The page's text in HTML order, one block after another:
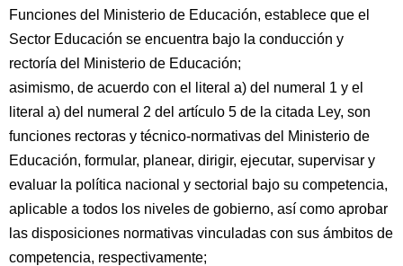
Funciones del Ministerio de Educación, establece que el
Sector Educación se encuentra bajo la conducción y
rectoría del Ministerio de Educación;
asimismo, de acuerdo con el literal a) del numeral 1 y el
literal a) del numeral 2 del artículo 5 de la citada Ley, son
funciones rectoras y técnico-normativas del Ministerio de
Educación, formular, planear, dirigir, ejecutar, supervisar y
evaluar la política nacional y sectorial bajo su competencia,
aplicable a todos los niveles de gobierno, así como aprobar
las disposiciones normativas vinculadas con sus ámbitos de
competencia, respectivamente;